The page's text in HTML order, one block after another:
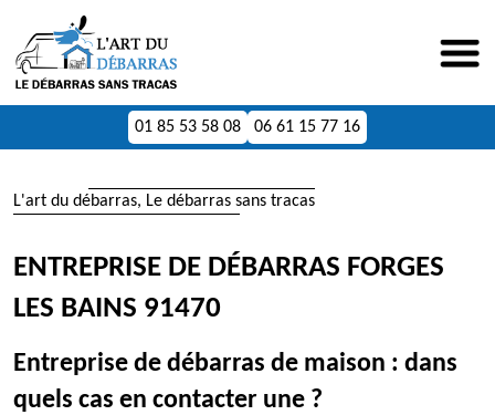
01 85 53 58 08 06 61 15 77 16
L'art du débarras, Le débarras sans tracas
ENTREPRISE DE DÉBARRAS FORGES
LES BAINS 91470
Entreprise de débarras de maison : dans
quels cas en contacter une ?